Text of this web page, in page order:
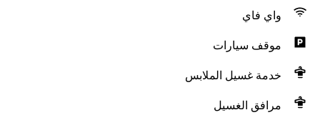
واي فاي
موقف سيارات
خدمة غسيل الملابس
مرافق الغسيل